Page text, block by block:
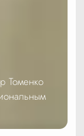
Томенко